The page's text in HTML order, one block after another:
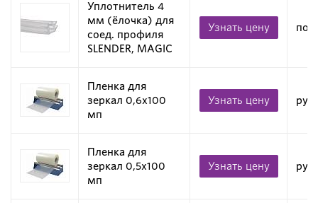
Уплотнитель 4
мм (ёлочка) для
соед. профиля
SLENDER, MAGIC
Узнать цену
Пленка для
зеркал 0,6х100
мп
Узнать цену рул
Пленка для
зеркал 0,5х100
мп
Узнать цену рул